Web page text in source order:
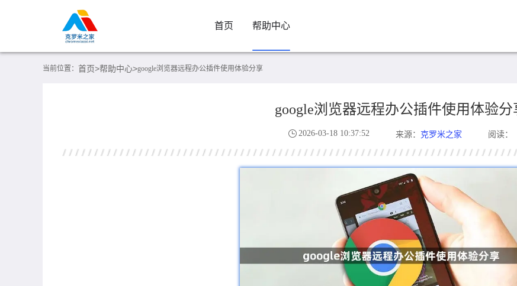
首页 帮助中心
当前位置： 首页>帮助中心>google浏览器远程办公插件使用体验分享
google浏览器远程办公插件使用体验分
2026-03-18 10:37:52 来源： 克罗米之家 阅读：